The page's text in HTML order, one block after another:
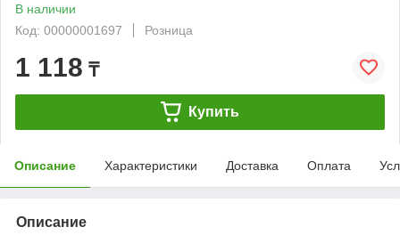
В наличии
Код: 00000001697
Розница
1 118 ₸
Купить
Описание Характеристики Доставка Оплата
Описание